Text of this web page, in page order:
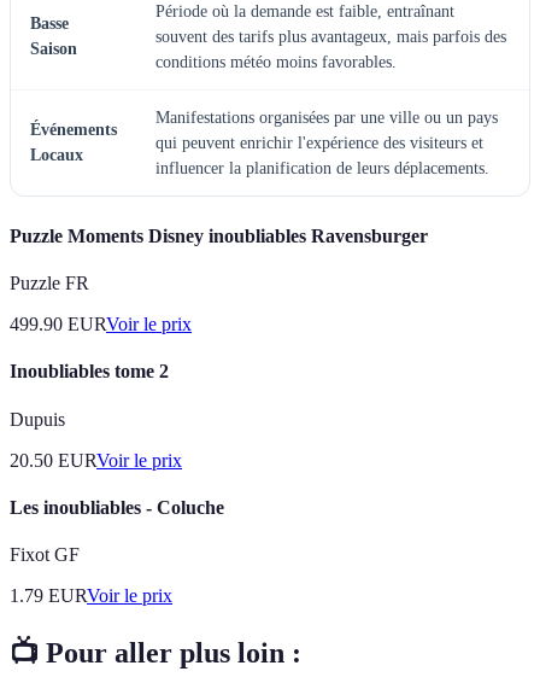
Basse
Saison
Période où la demande est faible, entraînant
souvent des tarifs plus avantageux, mais parfois des
conditions météo moins favorables.
Événements
Locaux
Manifestations organisées par une ville ou un pays
qui peuvent enrichir l'expérience des visiteurs et
influencer la planification de leurs déplacements.
Puzzle Moments Disney inoubliables Ravensburger
Puzzle FR
499.90 EURVoir le prix
Inoubliables tome 2
Dupuis
20.50 EURVoir le prix
Les inoubliables - Coluche
Fixot GF
1.79 EURVoir le prix
📺 Pour aller plus loin :